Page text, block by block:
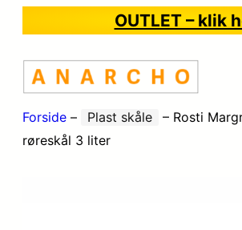
OUTLET – klik
Forside – Plast skåle – Rosti
røreskål 3 liter